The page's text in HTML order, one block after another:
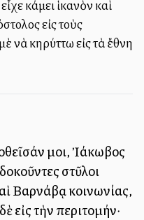
κάμει ἱκανὸν καὶ
εἰς τοὺς
νὰ κηρύττω εἰς τὰ ἔθνη
μοι, Ἰάκωβος
στῦλοι
Βαρνάβᾳ κοινωνίας,
εἰς τὴν περιτομήν·